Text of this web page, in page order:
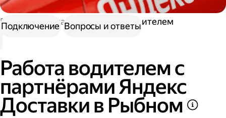
Работа в Доставке Работа водителем
Работа водителем с
партнёрами Яндекс
Доставки в Рыбном
Подключение Вопросы и ответы